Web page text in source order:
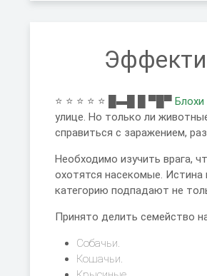
⭐ ⭐ ⭐ ⭐ ⭐ █▬█ █ ▀█▀ Блохи
улице. Но только ли
справиться с заражением,
Необходимо изучить врага,
охотятся насекомые.
категорию подпадают не
Принято делить семейство
Собачьи.
Кошачьи.